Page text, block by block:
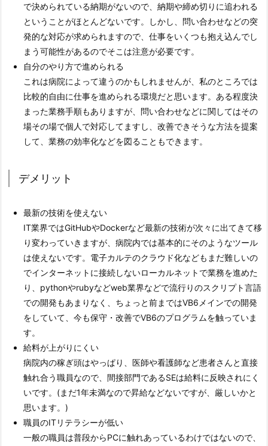
で決められている納期がないので、納期や締め切りに追われる
ということがほとんどないです。しかし、問い合わせなどの突
発的な対応が求められますので、仕事をいくつも抱え込んでし
まう可能性があるのでそこは注意が必要です。
自分のやり方で進められる
これは病院によって違うのかもしれませんが、私のところでは
比較的自由に仕事を進められる環境だと思います。ある程度決
まった業務手順もありますが、問い合わせなどに関してはその
場その場で個人で対応してますし、改善できそうな方法を提案
して、業務の効率化などを図ることもできます。
デメリット
最新の技術を使えない
IT業界ではGitHubやDockerなど最新の技術が次々に出てきて移
り変わっていきますが、病院内では基本的にそのようなツール
は使えないです。電子カルテのクラウド化などもまだ難しいの
でインターネットに接続しないローカルネットで業務を進めた
り、pythonやrubyなどweb業界などで流行りのスクリプト言語
での開発もあまりなく、ちょっと前まではVB6メインでの開発
をしていて、今も保守・改善でVB6のプログラムを触っていま
す。
給料が上がりにくい
病院内の稼ぎ頭はやっぱり、医師や看護師など患者さんと直接
触れ合う職員なので、間接部門であるSEは給料に反映されにく
いです。(まだ1年未満なので昇給などないですが、厳しいかと
思います。)
職員のITリテラシーが低い
一般の職員は普段からPCに触れあっているわけではないので、